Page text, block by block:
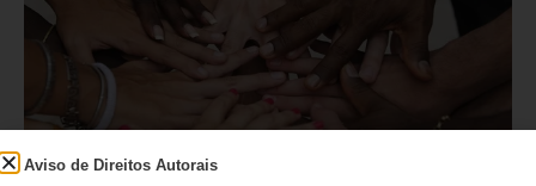
Aviso de Direitos Autorais